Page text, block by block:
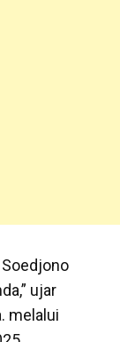
Soedjono
ujar
melalui